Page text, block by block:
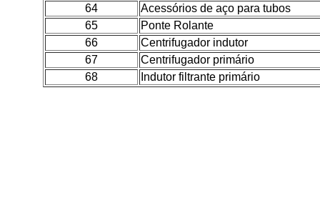
64
Acessórios de aço para tubos
65
Ponte Rolante
66
Centrifugador indutor
67
Centrifugador primário
68
Indutor filtrante primário